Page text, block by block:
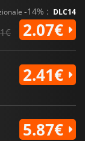
-14% : DLC14
2.07€
2.41€
5.87€